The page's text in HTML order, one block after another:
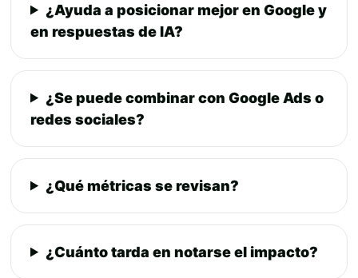
¿Ayuda a posicionar mejor en Google y
en respuestas de IA?
¿Se puede combinar con Google Ads o
redes sociales?
¿Qué métricas se revisan?
¿Cuánto tarda en notarse el impacto?